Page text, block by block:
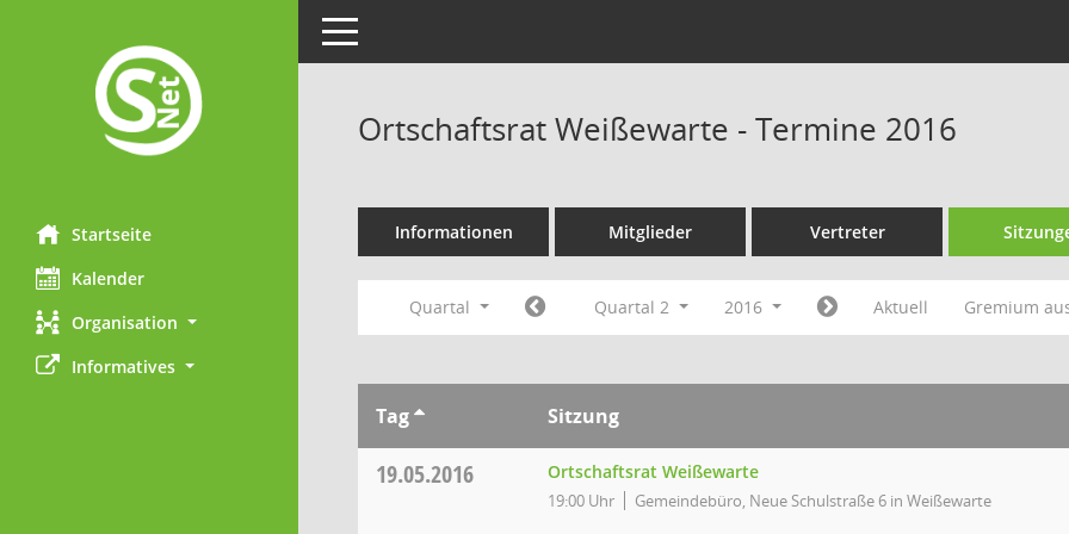
Startseite
Kalender
Organisation
Informatives
Toggle navigation
Ortschaftsrat Weißewarte - Termine 2016
Informationen Mitglieder Vertreter
Quartal Quartal 2 2016 Aktuell Gremium
Tag Sitzung
19.05.2016 Ortschaftsrat Weißewarte
19:00 Uhr Gemeindebüro, Neue Schulstraße 6 in Weißewarte